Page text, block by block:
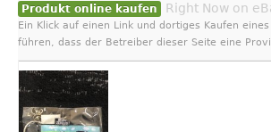
Produkt online kaufen Right Now on
Ein Klick auf einen Link und dortiges Kaufen
führen, dass der Betreiber dieser Seite eine